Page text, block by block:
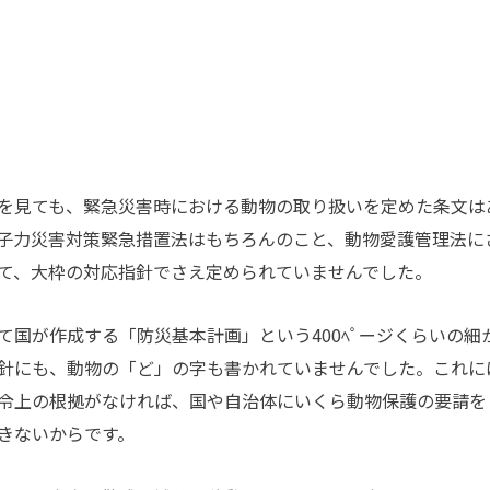
ても、緊急災害時における動物の取り扱いを定めた条文は
力災害対策緊急措置法はもちろんのこと、動物愛護管理法に
大枠の対応指針でさえ定められていませんでした。
が作成する「防災基本計画」という400ﾍﾟージくらいの細
にも、動物の「ど」の字も書かれていませんでした。これに
上の根拠がなければ、国や自治体にいくら動物保護の要請を
いからです。